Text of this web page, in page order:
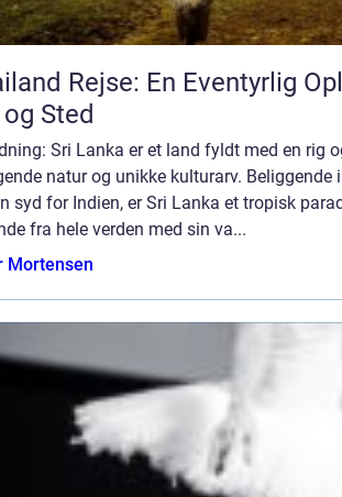
Rejse: En Eventyrlig
Sted
Sri Lanka er et land fyldt med en rig
natur og unikke kulturarv. Beliggende
syd for Indien, er Sri Lanka et tropisk
fra hele verden med sin va...
Mortensen